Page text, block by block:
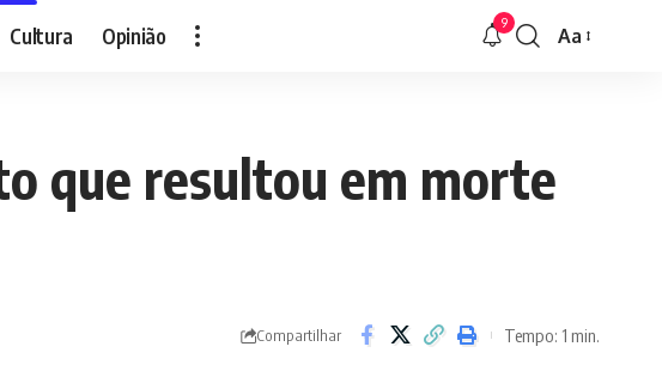
Cultura Opinião 9
Font
Aa
que resultou em morte
Compartilhar Tempo: 1 min.